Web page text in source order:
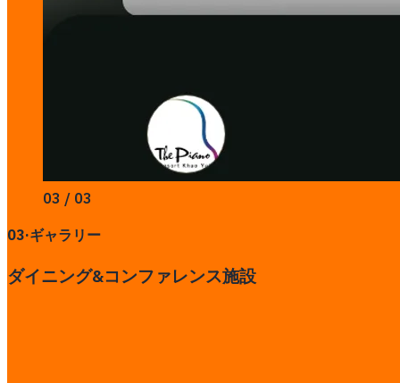
03 / 03
03·ギャラリー
ダイニング&コンファレンス施設